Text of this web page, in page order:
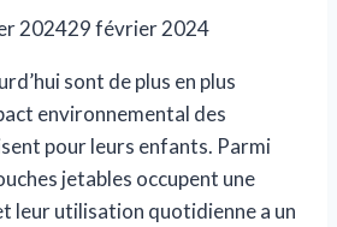
202429 février 2024
sont de plus en plus
environnemental des
pour leurs enfants. Parmi
jetables occupent une
leur utilisation quotidienne a un